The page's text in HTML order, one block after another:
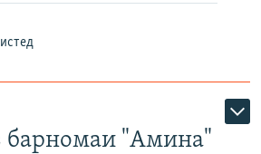
барномаи "Амина"